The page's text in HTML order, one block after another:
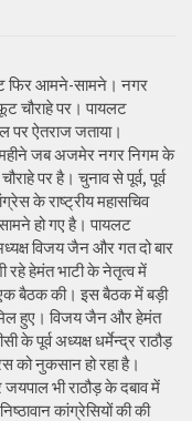
फिर आमने-सामने। नगर
चौराहे पर। पायलट
पर ऐतराज जताया।
जब अजमेर नगर निगम के
पर है। चुनाव से पूर्व, पूर्व
के राष्ट्रीय महासचिव
हो गए है। पायलट
विजय जैन और गत दो बार
रहे हेमंत भाटी के नेतृत्व में
बैठक की। इस बैठक में बड़ी
हुए। विजय जैन और हेमंत
के पूर्व अध्यक्ष धर्मेन्द्र राठौड़
नुकसान हो रहा है।
भी राठौड़ के दबाव में
कांग्रेसियों की की